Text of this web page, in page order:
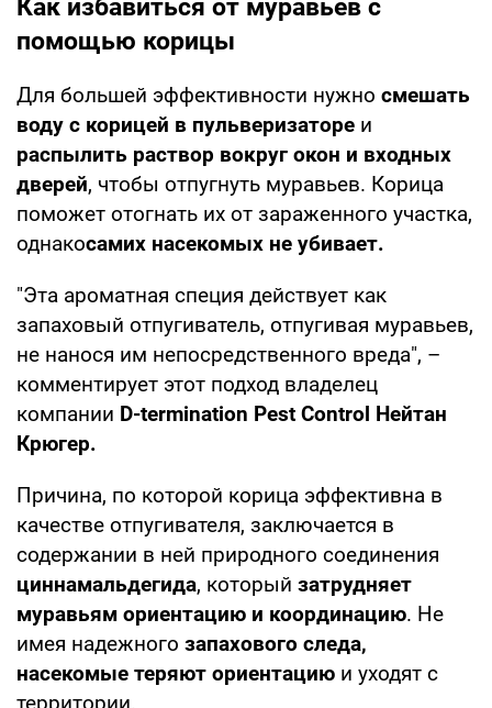
Как избавиться от муравьев с
помощью корицы
Для большей эффективности нужно смешать
воду с корицей в пульверизаторе и
распылить раствор вокруг окон и входных
дверей, чтобы отпугнуть муравьев. Корица
поможет отогнать их от зараженного участка,
однакосамих насекомых не убивает.
"Эта ароматная специя действует как
запаховый отпугиватель, отпугивая муравьев,
не нанося им непосредственного вреда", –
комментирует этот подход владелец
компании D-termination Pest Control Нейтан
Крюгер.
Причина, по которой корица эффективна в
качестве отпугивателя, заключается в
содержании в ней природного соединения
циннамальдегида, который затрудняет
муравьям ориентацию и координацию. Не
имея надежного запахового следа,
насекомые теряют ориентацию и уходят с
территории.